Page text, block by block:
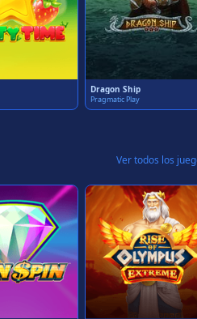
Dragon Ship
Pragmatic Play
Ver todos los